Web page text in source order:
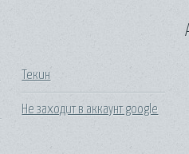
Текин
Не заходит в аккаунт google